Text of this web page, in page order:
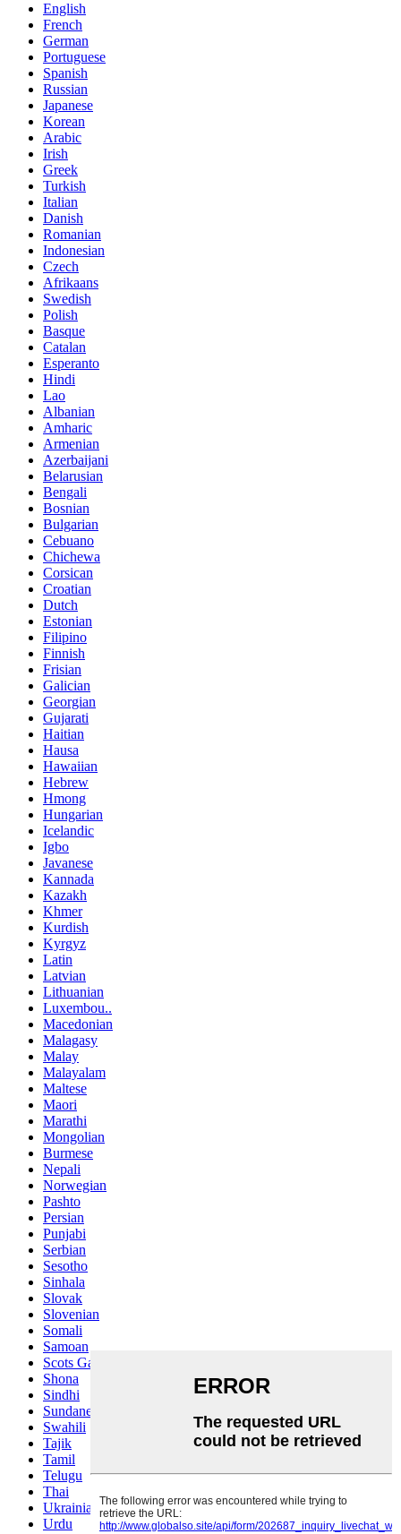
English
French
German
Portuguese
Spanish
Russian
Japanese
Korean
Arabic
Irish
Greek
Turkish
Italian
Danish
Romanian
Indonesian
Czech
Afrikaans
Swedish
Polish
Basque
Catalan
Esperanto
Hindi
Lao
Albanian
Amharic
Armenian
Azerbaijani
Belarusian
Bengali
Bosnian
Bulgarian
Cebuano
Chichewa
Corsican
Croatian
Dutch
Estonian
Filipino
Finnish
Frisian
Galician
Georgian
Gujarati
Haitian
Hausa
Hawaiian
Hebrew
Hmong
Hungarian
Icelandic
Igbo
Javanese
Kannada
Kazakh
Khmer
Kurdish
Kyrgyz
Latin
Latvian
Lithuanian
Luxembou..
Macedonian
Malagasy
Malay
Malayalam
Maltese
Maori
Marathi
Mongolian
Burmese
Nepali
Norwegian
Pashto
Persian
Punjabi
Serbian
Sesotho
Sinhala
Slovak
Slovenian
Somali
Samoan
Scots Gaelic
Shona
Sindhi
Sundanese
Swahili
Tajik
Tamil
Telugu
Thai
Ukrainian
Urdu